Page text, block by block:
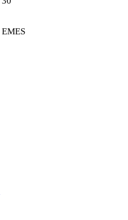
EMES